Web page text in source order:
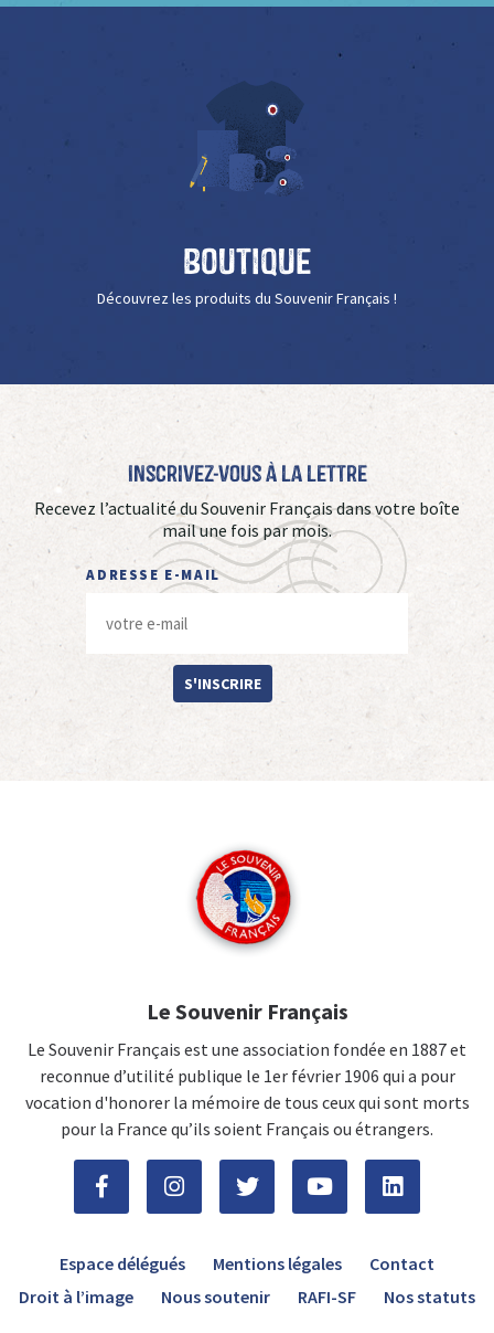
Boutique
Découvrez les produits du Souvenir Français !
Inscrivez-vous à La Lettre
Recevez l’actualité du Souvenir Français dans votre boîte
mail une fois par mois.
ADRESSE E-MAIL
S'INSCRIRE
Le Souvenir Français
Le Souvenir Français est une association fondée en 1887 et
reconnue d’utilité publique le 1er février 1906 qui a pour
vocation d'honorer la mémoire de tous ceux qui sont morts
pour la France qu’ils soient Français ou étrangers.
Espace délégués Mentions légales
Contact
Droit à l’image
Nous soutenir RAFI-SF Nos statuts